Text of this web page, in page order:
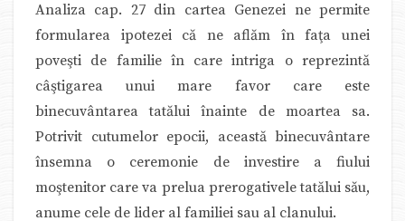
DE
FAMILIE
Analiza cap. 27 din cartea Genezei ne permite
formularea ipotezei că ne aflăm în faţa unei
poveşti de familie în care intriga o reprezintă
câştigarea unui mare favor care este
binecuvântarea tatălui înainte de moartea sa.
Potrivit cutumelor epocii, această binecuvântare
însemna o ceremonie de investire a fiului
moştenitor care va prelua prerogativele tatălui său,
anume cele de lider al familiei sau al clanului.